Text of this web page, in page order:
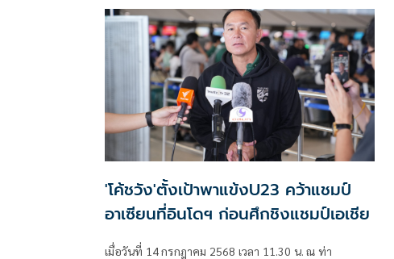
ไม่เกิน 19 ปี ลงสนามพบกับ กัมพูชา
'โค้ชวัง'ตั้งเป้าพาแข้งU23 คว้าแชมป์
อาเซียนที่อินโดฯ ก่อนศึกชิงแชมป์เอเชีย
เมื่อวันที่ 14 กรกฎาคม 2568 เวลา 11.30 น. ณ ท่า